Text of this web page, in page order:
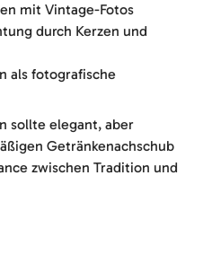
mit Vintage-Fotos
durch Kerzen und
als fotografische
sollte elegant, aber
Getränkenachschub
zwischen Tradition und